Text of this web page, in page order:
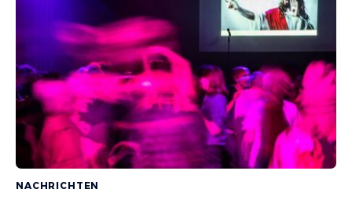
NACHRICHTEN